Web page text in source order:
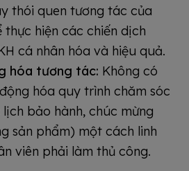
thói quen tương tác của
thực hiện các chiến dịch
cá nhân hóa và hiệu quả.
hóa tương tác: Không có
hóa quy trình chăm sóc
bảo hành, chúc mừng
sản phẩm) một cách linh
viên phải làm thủ công.